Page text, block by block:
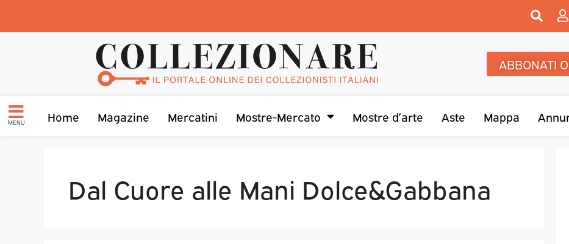
ABBONATI
MENU Home Magazine Mercatini Mostre-Mercato Mostre d’arte Aste Mappa
Dal Cuore alle Mani Dolce&Gabbana